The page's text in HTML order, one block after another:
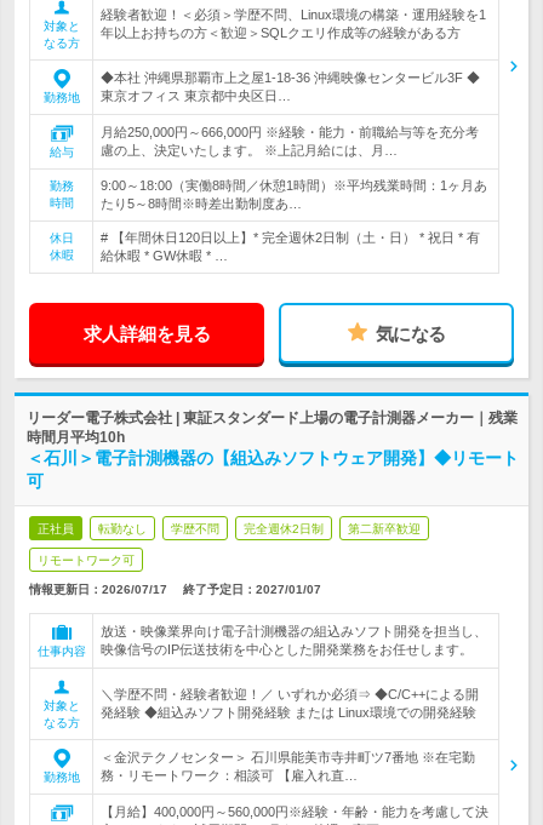
対象と
なる方
経験者歓迎！＜必須＞学歴不問、Linux環境の構築・運用経験を1
年以上お持ちの方＜歓迎＞SQLクエリ作成等の経験がある方
勤務地
◆本社 沖縄県那覇市上之屋1-18-36 沖縄映像センタービル3F ◆
東京オフィス 東京都中央区日…
給与
月給250,000円～666,000円 ※経験・能力・前職給与等を充分考
慮の上、決定いたします。 ※上記月給には、月…
勤務
時間
9:00～18:00（実働8時間／休憩1時間）※平均残業時間：1ヶ月あ
たり5～8時間※時差出勤制度あ…
休日
休暇
# 【年間休日120日以上】* 完全週休2日制（土・日） * 祝日 * 有
給休暇 * GW休暇 * …
求人詳細を見る 気になる
リーダー電子株式会社 | 東証スタンダード上場の電子計測器メーカー｜残業
時間月平均10h
＜石川＞電子計測機器の【組込みソフトウェア開発】◆リモート
可
正社員 転勤なし 学歴不問 完全週休2日制 第二新卒歓迎
リモートワーク可
情報更新日：2026/07/17 終了予定日： 2027/01/07
仕事内容
放送・映像業界向け電子計測機器の組込みソフト開発を担当し、
映像信号のIP伝送技術を中心とした開発業務をお任せします。
対象と
なる方
＼学歴不問・経験者歓迎！／ いずれか必須⇒ ◆C/C++による開
発経験 ◆組込みソフト開発経験 または Linux環境での開発経験
勤務地
＜金沢テクノセンター＞ 石川県能美市寺井町ツ7番地 ※在宅勤
務・リモートワーク：相談可 【雇入れ直…
【月給】400,000円～560,000円※経験・年齢・能力を考慮して決